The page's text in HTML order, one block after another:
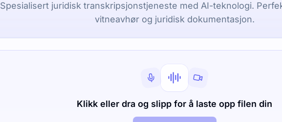
Spesialisert juridisk transkripsjonstjeneste med AI-teknologi.
vitneavhør og juridisk dokumentasjon.
Klikk eller dra og slipp for å laste opp filen din